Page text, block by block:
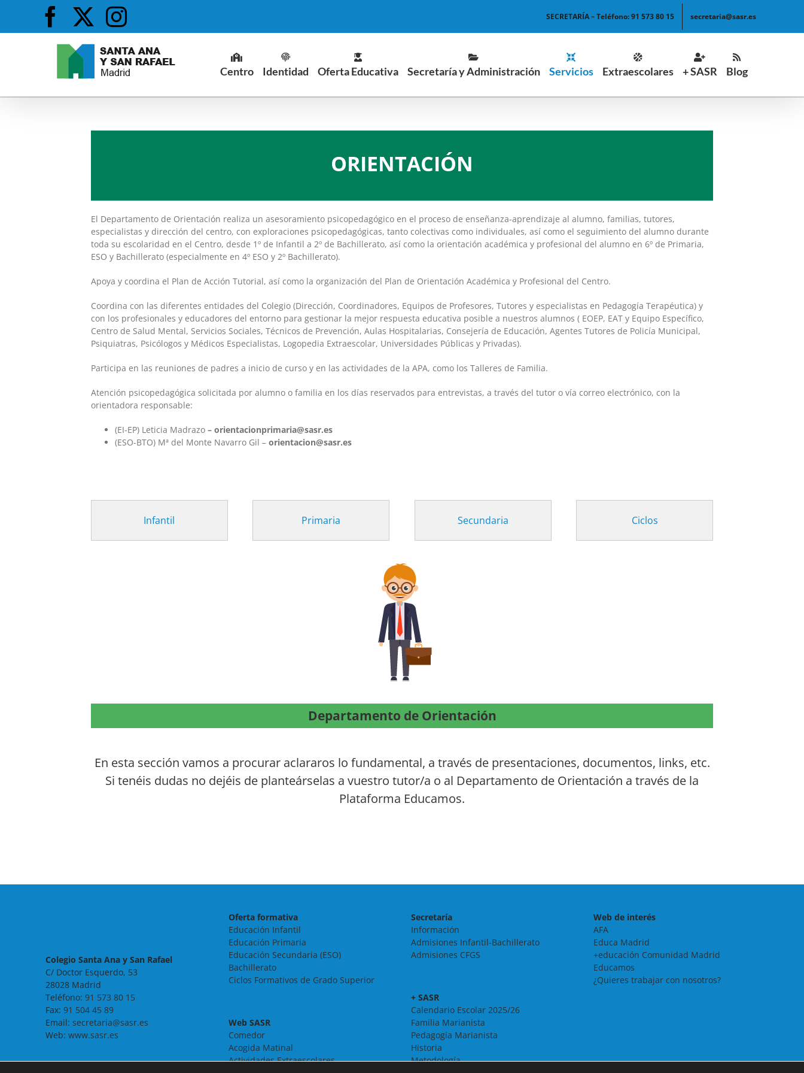
contenido
Facebook
X Instagram SECRETARÍA – Teléfono: 91 573 80 15 secretaria@sasr.es
Centro Identidad Oferta Educativa Secretaría y Administración Servicios Extraescolares + SASR Blog
ORIENTACIÓN
El Departamento de Orientación realiza un asesoramiento psicopedagógico en el proceso de enseñanza-aprendizaje al alumno, familias, tutores,
especialistas y dirección del centro, con exploraciones psicopedagógicas, tanto colectivas como individuales, así como el seguimiento del alumno durante
toda su escolaridad en el Centro, desde 1º de Infantil a 2º de Bachillerato, así como la orientación académica y profesional del alumno en 6º de Primaria,
ESO y Bachillerato (especialmente en 4º ESO y 2º Bachillerato).
Apoya y coordina el Plan de Acción Tutorial, así como la organización del Plan de Orientación Académica y Profesional del Centro.
Coordina con las diferentes entidades del Colegio (Dirección, Coordinadores, Equipos de Profesores, Tutores y especialistas en Pedagogía Terapéutica) y
con los profesionales y educadores del entorno para gestionar la mejor respuesta educativa posible a nuestros alumnos ( EOEP, EAT y Equipo Específico,
Centro de Salud Mental, Servicios Sociales, Técnicos de Prevención, Aulas Hospitalarias, Consejería de Educación, Agentes Tutores de Policía Municipal,
Psiquiatras, Psicólogos y Médicos Especialistas, Logopedia Extraescolar, Universidades Públicas y Privadas).
Participa en las reuniones de padres a inicio de curso y en las actividades de la APA, como los Talleres de Familia.
Atención psicopedagógica solicitada por alumno o familia en los días reservados para entrevistas, a través del tutor o vía correo electrónico, con la
orientadora responsable:
(EI-EP) Leticia Madrazo – orientacionprimaria@sasr.es
(ESO-BTO) Mª del Monte Navarro Gil – orientacion@sasr.es
Infantil Primaria Secundaria Ciclos
Departamento de Orientación
En esta sección vamos a procurar aclararos lo fundamental, a través de presentaciones, documentos, links, etc.
Si tenéis dudas no dejéis de planteárselas a vuestro tutor/a o al Departamento de Orientación a través de la
Plataforma Educamos.
Colegio Santa Ana y San Rafael
C/ Doctor Esquerdo, 53
28028 Madrid
Teléfono:91 573 80 15
Fax:91 504 45 89
Email:secretaria@sasr.es
Web:www.sasr.es
Oferta formativa
Educación Infantil
Educación Primaria
Educación Secundaria (ESO)
Bachillerato
Ciclos Formativos de Grado Superior
Web SASR
Comedor
Acogida Matinal
Actividades Extraescolares
Secretaría
Información
Admisiones Infantil-Bachillerato
Admisiones CFGS
+ SASR
Calendario Escolar 2025/26
Familia Marianista
Pedagogía Marianista
Historia
Metodología
Web de interés
AFA
Educa Madrid
+educación Comunidad Madrid
Educamos
¿Quieres trabajar con nosotros?